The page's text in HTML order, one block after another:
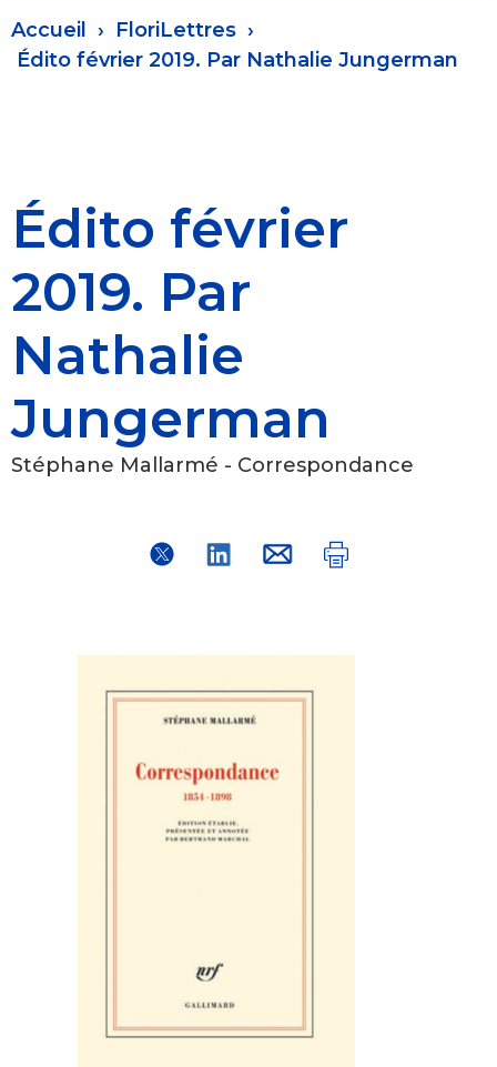
Fil
d'Ariane
Accueil
FloriLettres
Édito février 2019. Par Nathalie Jungerman
Édito février
2019. Par
Nathalie
Jungerman
Stéphane Mallarmé - Correspondance